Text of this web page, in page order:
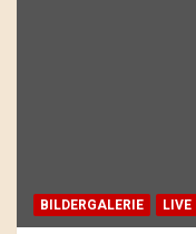
BILDERGALERIE LIVE